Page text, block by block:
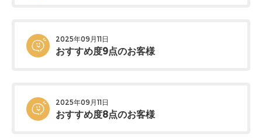
2025年09月11日
おすすめ度9点のお客様
2025年09月11日
おすすめ度8点のお客様